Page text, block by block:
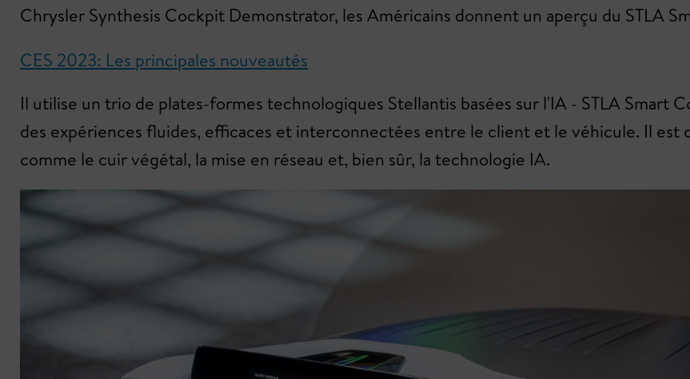
Chrysler Synthesis Cockpit Demonstrator, les Américains donnent un aperçu du STLA
CES 2023: Les principales nouveautés
Il utilise un trio de plates-formes technologiques Stellantis basées sur l'IA - STLA Smart
des expériences fluides, efficaces et interconnectées entre le client et le véhicule. Il est
comme le cuir végétal, la mise en réseau et, bien sûr, la technologie IA.